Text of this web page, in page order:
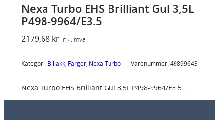
Nexa Turbo EHS Brilliant Gul 3,5L
P498-9964/E3.5
2179,68 kr inkl. mva
Kategori: Billakk, Farger, Nexa Turbo Varenummer:49899643
Nexa Turbo EHS Brilliant Gul 3,5L P498-9964/E3.5